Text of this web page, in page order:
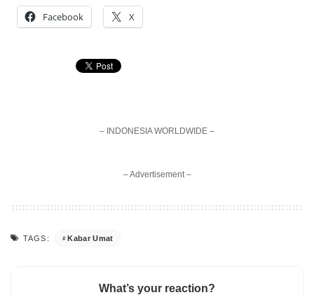
Facebook X
– INDONESIA WORLDWIDE –
– Advertisement –
TAGS: Kabar Umat
What’s your reaction?